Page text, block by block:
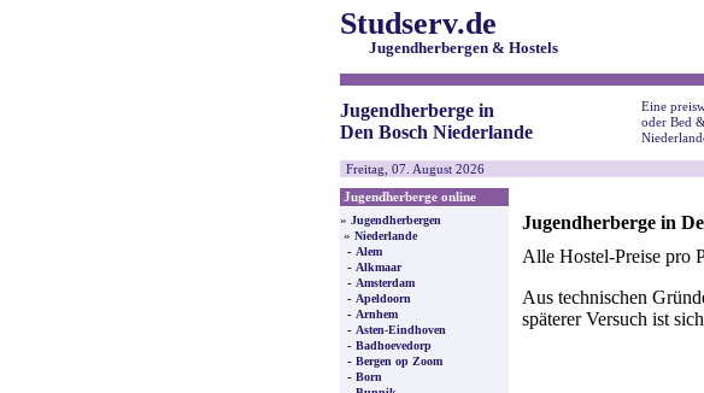
Studserv.de
Jugendherbergen & Hostels
Jugendherberge in
Den Bosch Niederlande
Eine
oder Bed
Freitag, 07. August 2026
Jugendherberge online
» Jugendherbergen
» Niederlande
- Alem
- Alkmaar
- Amsterdam
- Apeldoorn
- Arnhem
- Asten-Eindhoven
- Badhoevedorp
- Bergen op Zoom
- Born
Jugendherberge in
Alle Hostel-Preise pro
Aus technischen
späterer Versuch ist